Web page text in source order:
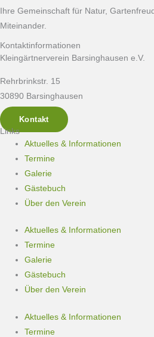
Ihre Gemeinschaft für Natur,
Miteinander.
Kontaktinformationen
Kleingärtnerverein Barsinghausen e.V.
Rehrbrinkstr. 15
30890 Barsinghausen
Kontakt
Links
Aktuelles & Informationen
Termine
Galerie
Gästebuch
Über den Verein
Aktuelles & Informationen
Termine
Galerie
Gästebuch
Über den Verein
Aktuelles & Informationen
Termine